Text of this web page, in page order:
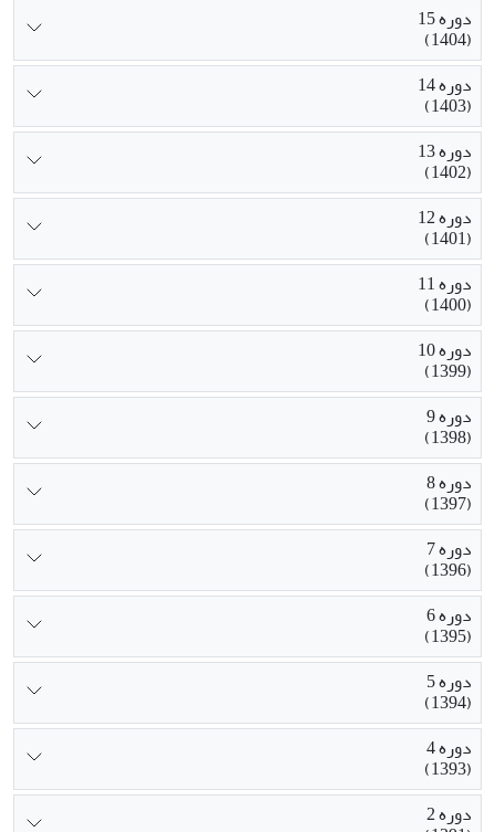
دوره 15
(1404)
دوره 14
(1403)
دوره 13
(1402)
دوره 12
(1401)
دوره 11
(1400)
دوره 10
(1399)
دوره 9
(1398)
دوره 8
(1397)
دوره 7
(1396)
دوره 6
(1395)
دوره 5
(1394)
دوره 4
(1393)
دوره 2